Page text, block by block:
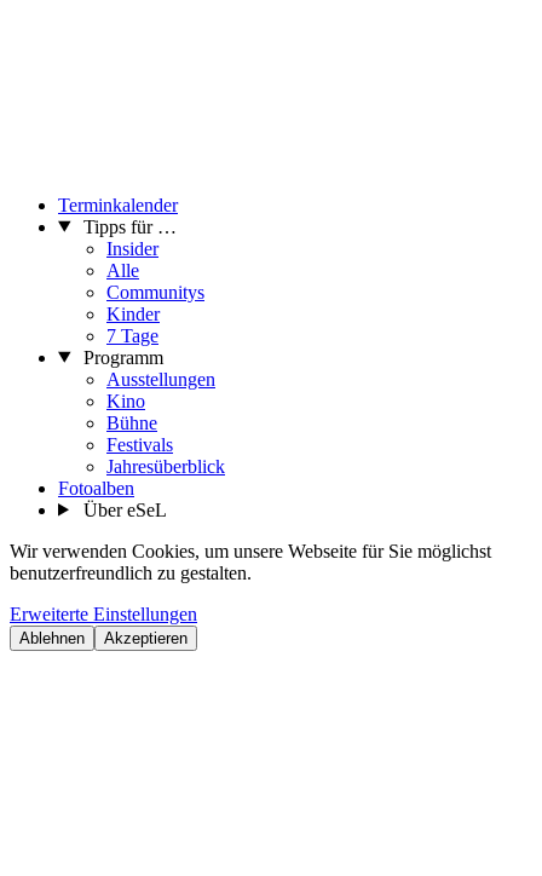
Terminkalender
Tipps für …
Insider
Alle
Communitys
Kinder
7 Tage
Programm
Ausstellungen
Kino
Bühne
Festivals
Jahresüberblick
Fotoalben
Über eSeL
Wir verwenden Cookies, um unsere Webseite für Sie möglichst
benutzerfreundlich zu gestalten.
Erweiterte Einstellungen
Ablehnen Akzeptieren